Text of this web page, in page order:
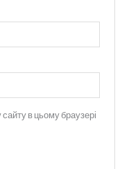
в цьому браузері